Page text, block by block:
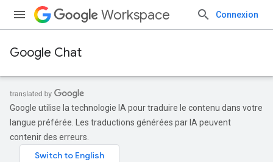
Workspace Connexion
Google Chat
Google utilise la technologie IA pour traduire le contenu dans votre
langue préférée. Les traductions générées par IA peuvent
contenir des erreurs.